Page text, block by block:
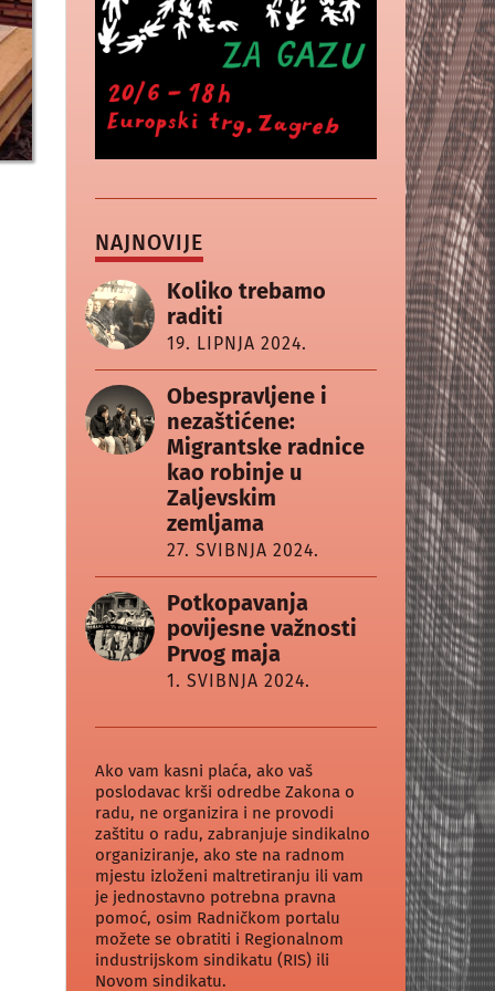
NAJNOVIJE
Koliko trebamo
raditi
19. LIPNJA 2024.
Obespravljene i
nezaštićene:
Migrantske radnice
kao robinje u
Zaljevskim
zemljama
27. SVIBNJA 2024.
Potkopavanja
povijesne važnosti
Prvog maja
1. SVIBNJA 2024.
Ako vam kasni plaća, ako vaš
poslodavac krši odredbe Zakona o
radu, ne organizira i ne provodi
zaštitu o radu, zabranjuje sindikalno
organiziranje, ako ste na radnom
mjestu izloženi maltretiranju ili vam
je jednostavno potrebna pravna
pomoć, osim Radničkom portalu
možete se obratiti i Regionalnom
industrijskom sindikatu (RIS) ili
Novom sindikatu.